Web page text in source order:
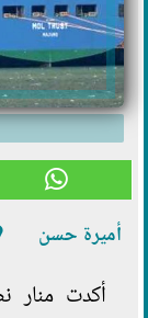
أميرة حسن
أكدت منار